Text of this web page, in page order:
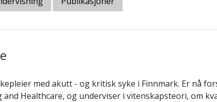
med akutt - og kritisk syke i Finnmark. Er nå
and Healthcare, og underviser i vitenskapsteori, om